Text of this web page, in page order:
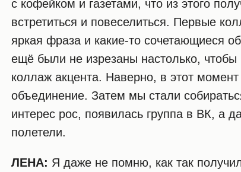
с кофейком и газетами, что из этого
встретиться и повеселиться. Первые
яркая фраза и какие-то сочетающиеся
ещё были не изрезаны настолько, чтобы
коллаж акцента. Наверно, в этот
объединение. Затем мы стали
интерес рос, появилась группа в ВК,
полетели.
ЛЕНА: Я даже не помню, как так